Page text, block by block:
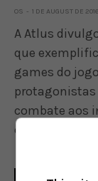
OS 1 DE AUGUST DE 2016
A Atlus
que
games do
protagonistas
combate aos
de pescaria no…